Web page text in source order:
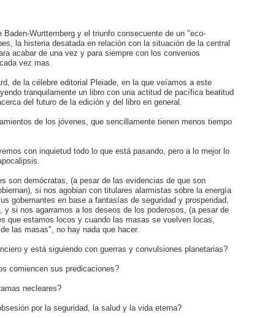
Baden-Wurttemberg y el triunfo consecuente de un "eco-
la histeria desatada en relación con la situación de la central
acabar de una vez y para siempre con los convenios
vez mas.
de la célebre editorial Pleiade, en la que veíamos a este
tranquilamente un libro con una actitud de pacífica beatitud
del futuro de la edición y del libro en general.
de los jóvenes, que sencillamente tienen menos tiempo
con inquietud todo lo que está pasando, pero a lo mejor lo
son demócratas, (a pesar de las evidencias de que son
si nos agobian con titulares alarmistas sobre la energía
gobernantes en base a fantasías de seguridad y prosperidad,
si nos agarramos a los deseos de los poderosos, (a pesar de
que estamos locos y cuando las masas se vuelven locas,
las masas", no hay nada que hacer.
y está siguiendo con guerras y convulsiones planetarias?
comiencen sus predicaciones?
necleares?
por la seguridad, la salud y la vida eterna?